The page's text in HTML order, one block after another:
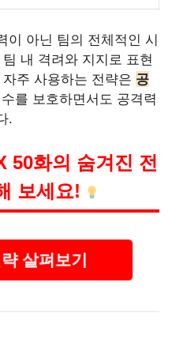
이 아닌 팀의 전체적인 시
내 격려와 지지로 표현
주 사용하는 전략은 공
를 보호하면서도 공격력
.
50화의 숨겨진 전
보세요!
살펴보기